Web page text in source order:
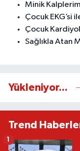
Minik
Çocuk EKG’si
Çocuk
Sağlıkla Atan
Yükleniyor...
Trend
1